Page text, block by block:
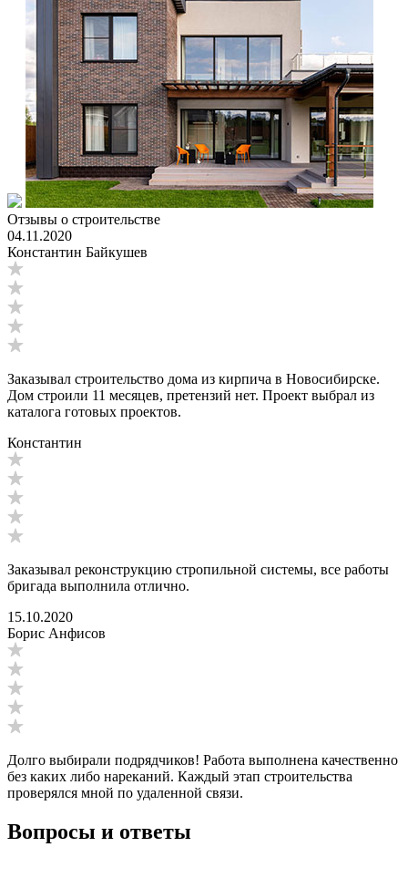
Отзывы о строительстве
04.11.2020
Константин Байкушев
Заказывал строительство дома из кирпича в Новосибирске.
Дом строили 11 месяцев, претензий нет. Проект выбрал из
каталога готовых проектов.
Константин
Заказывал реконструкцию стропильной системы, все работы
бригада выполнила отлично.
15.10.2020
Борис Анфисов
Долго выбирали подрядчиков! Работа выполнена качественно
без каких либо нареканий. Каждый этап строительства
проверялся мной по удаленной связи.
Вопросы и ответы